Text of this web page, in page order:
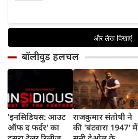
बॉलीवुड हलचल
'इनसिडियस: आउट
ऑफ द फर्दर' का
राजकुमार संतोषी ने
की 'बंटवारा 1947' में